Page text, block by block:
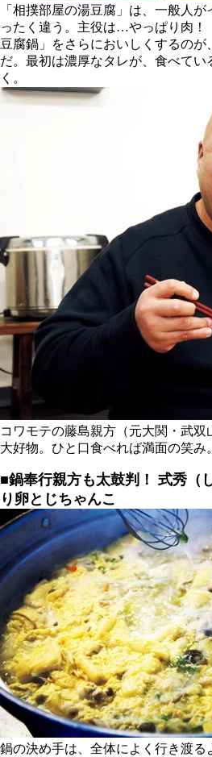
「相撲部屋の湯豆腐」は、一般人
ったく違う。主役は…やっぱり肉
豆腐鍋」をさらにおいしくするのが
だ。最初は濃厚なタレが、食べて
く。
コワモテの藤島親方（元大関・武双
大好物。ひと口食べれば満面の笑み。
■鍋奉行親方も太鼓判！ 式秀（
り卵とじちゃんこ
鍋の決め手は、全体によく行き渡る